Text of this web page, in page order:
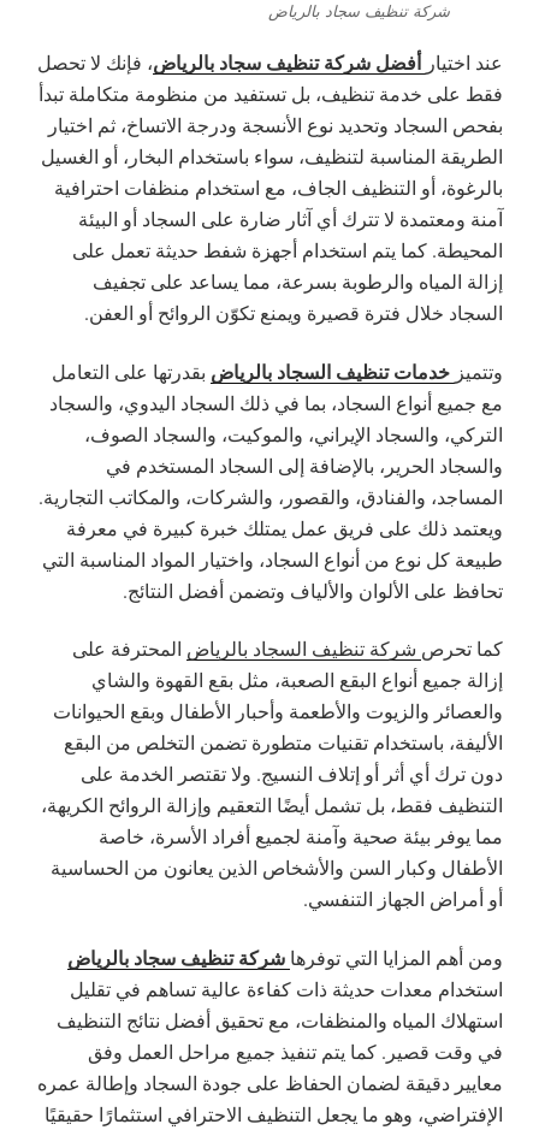
شركة تنظيف سجاد بالرياض
عند اختيار أفضل شركة تنظيف سجاد بالرياض، فإنك لا تحصل
فقط على خدمة تنظيف، بل تستفيد من منظومة متكاملة تبدأ
بفحص السجاد وتحديد نوع الأنسجة ودرجة الاتساخ، ثم اختيار
الطريقة المناسبة لتنظيف، سواء باستخدام البخار، أو الغسيل
بالرغوة، أو التنظيف الجاف، مع استخدام منظفات احترافية
آمنة ومعتمدة لا تترك أي آثار ضارة على السجاد أو البيئة
المحيطة. كما يتم استخدام أجهزة شفط حديثة تعمل على
إزالة المياه والرطوبة بسرعة، مما يساعد على تجفيف
السجاد خلال فترة قصيرة ويمنع تكوّن الروائح أو العفن.
وتتميز خدمات تنظيف السجاد بالرياض بقدرتها على التعامل
مع جميع أنواع السجاد، بما في ذلك السجاد اليدوي، والسجاد
التركي، والسجاد الإيراني، والموكيت، والسجاد الصوف،
والسجاد الحرير، بالإضافة إلى السجاد المستخدم في
المساجد، والفنادق، والقصور، والشركات، والمكاتب التجارية.
ويعتمد ذلك على فريق عمل يمتلك خبرة كبيرة في معرفة
طبيعة كل نوع من أنواع السجاد، واختيار المواد المناسبة التي
تحافظ على الألوان والألياف وتضمن أفضل النتائج.
كما تحرص شركة تنظيف السجاد بالرياض المحترفة على
إزالة جميع أنواع البقع الصعبة، مثل بقع القهوة والشاي
والعصائر والزيوت والأطعمة وأحبار الأطفال وبقع الحيوانات
الأليفة، باستخدام تقنيات متطورة تضمن التخلص من البقع
دون ترك أي أثر أو إتلاف النسيج. ولا تقتصر الخدمة على
التنظيف فقط، بل تشمل أيضًا التعقيم وإزالة الروائح الكريهة،
مما يوفر بيئة صحية وآمنة لجميع أفراد الأسرة، خاصة
الأطفال وكبار السن والأشخاص الذين يعانون من الحساسية
أو أمراض الجهاز التنفسي.
ومن أهم المزايا التي توفرها شركة تنظيف سجاد بالرياض
استخدام معدات حديثة ذات كفاءة عالية تساهم في تقليل
استهلاك المياه والمنظفات، مع تحقيق أفضل نتائج التنظيف
في وقت قصير. كما يتم تنفيذ جميع مراحل العمل وفق
معايير دقيقة لضمان الحفاظ على جودة السجاد وإطالة عمره
الإفتراضي، وهو ما يجعل التنظيف الاحترافي استثمارًا حقيقيًا